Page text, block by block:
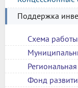
Поддержка
Схема
Фонд